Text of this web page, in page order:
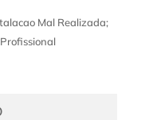
Mal Realizada;